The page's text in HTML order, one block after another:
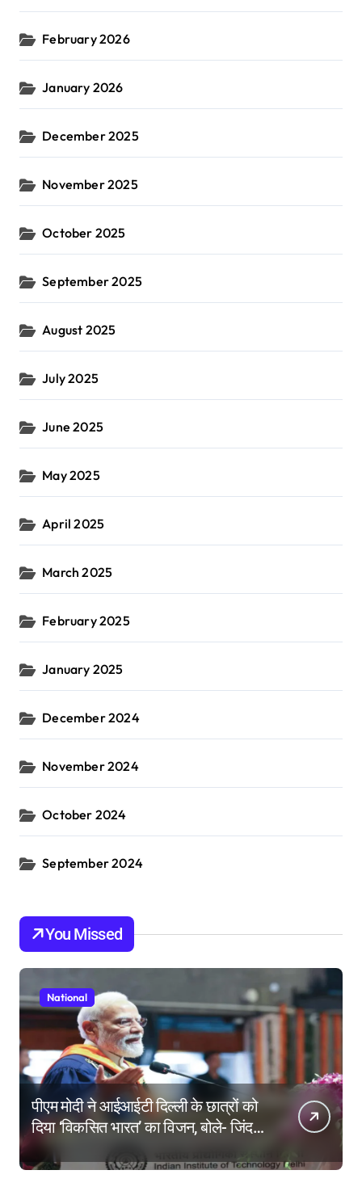
February 2026
January 2026
December 2025
November 2025
October 2025
September 2025
August 2025
July 2025
June 2025
May 2025
April 2025
March 2025
February 2025
January 2025
December 2024
November 2024
October 2024
September 2024
You Missed
National
पीएम मोदी ने आईआईटी दिल्ली के छात्रों को
दिया ‘विकसित भारत’ का विजन, बोले- जिंदगी
की परीक्षा में सब कुछ आउट ऑफ सिलेबस
होता है